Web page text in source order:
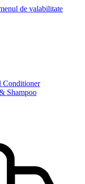
de valabilitate
Conditioner
Shampoo